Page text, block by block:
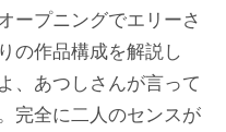
ープニングでエリーさ
の作品構成を解説し
、あつしさんが言って
完全に二人のセンスが